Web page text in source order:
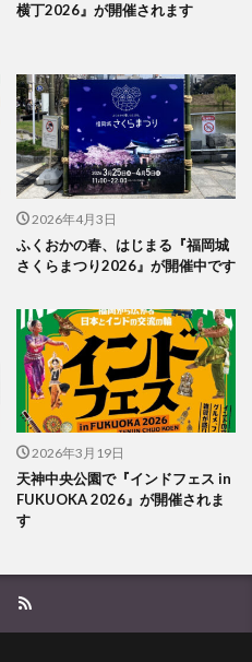
横丁2026』が開催されます
2026年4月3日
ふくおかの春、はじまる『福岡城
さくらまつり2026』が開催中です
2026年3月19日
天神中央公園で『インドフェス in
FUKUOKA 2026』が開催されま
す